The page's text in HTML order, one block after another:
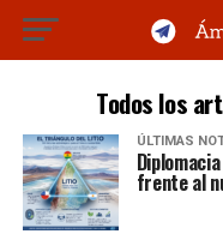
Todos los
ÚLTIMAS
frente al